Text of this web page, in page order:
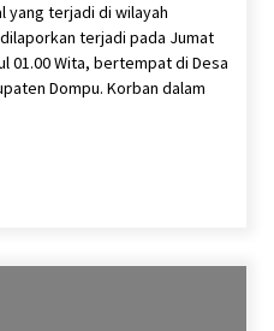
yang terjadi di wilayah
terjadi pada Jumat
01.00 Wita, bertempat di Desa
Dompu. Korban dalam